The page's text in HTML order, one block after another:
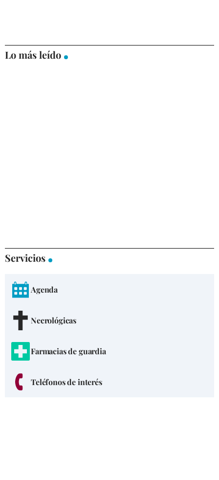
Lo más leído
Servicios
Agenda
Necrológicas
Farmacias de guardia
Teléfonos de interés